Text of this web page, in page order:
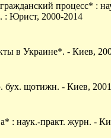
процесс* :
Юрист, 2000-2014
в Украине*. - Киев,
бух. щотижн. - Киев,
: наук.-практ. журн. -